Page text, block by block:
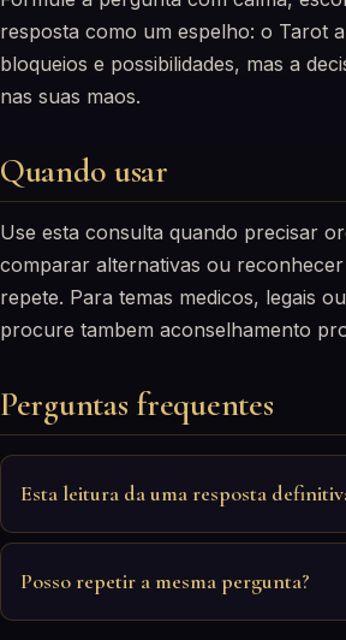
resposta como um espelho: o Tarot
bloqueios e possibilidades, mas a
nas suas maos.
Quando usar
Use esta consulta quando precisar
comparar alternativas ou
repete. Para temas medicos, legais
procure tambem aconselhamento
Perguntas frequentes
Esta leitura da uma resposta
Posso repetir a mesma pergunta?